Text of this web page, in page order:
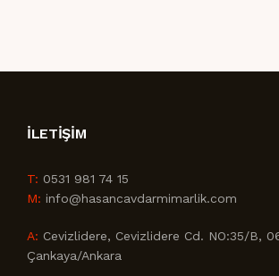
İLETIŞIM
T: 0531 981 74 15
M: info@hasancavdarmimarlik.com
A: Cevizlidere, Cevizlidere Cd. NO:35/B,
Çankaya/Ankara